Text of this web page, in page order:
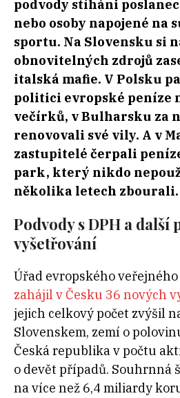
podvody stíháni
nebo osoby napojené na
sportu. Na Slovensku si
obnovitelných zdrojů
italská mafie. V Polsku
politici evropské peníze
večírků, v Bulharsku za
renovovali své vily. A v
zastupitelé čerpali
park, který nikdo
několika letech zbourali.
Podvody s DPH a
vyšetřování
Úřad evropského veřejného
zahájil v Česku 36 nových
jejich celkový počet zvýšil
Slovenskem, zemí o
Česká republika v počtu
o devět případů. Souhrnná
na více než 6,4 miliardy